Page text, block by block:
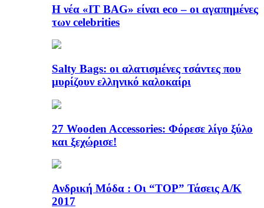
Η νέα «IT BAG» είναι eco – οι αγαπημένες
των celebrities
Salty Bags: οι αλατισμένες τσάντες που
μυρίζουν ελληνικό καλοκαίρι
27 Wooden Accessories: Φόρεσε λίγο ξύλο
και ξεχώρισε!
Ανδρική Μόδα : Οι “TOP” Τάσεις Α/Κ
2017